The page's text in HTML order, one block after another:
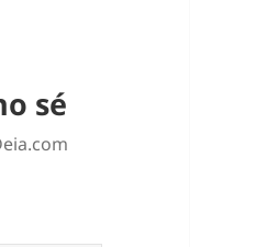
sé